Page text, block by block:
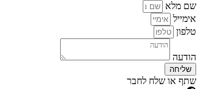
שם מלא
אימייל
טלפון
הודעה
שליחה
שתף או שלח לחבר